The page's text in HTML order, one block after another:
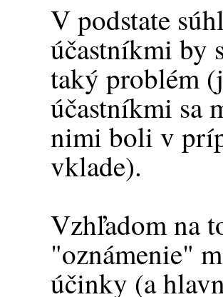
V podstate
účastníkmi by
taký problém
účastníkmi sa
nimi boli v
vklade).
Vzhľadom na
"oznámenie"
účinky (a